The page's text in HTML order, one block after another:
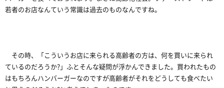
若者のお店なんていう常識は過去のものなんですね。
その時、「こういうお店に来られる高齢者の方は、何を買いに来られ
ているのだろうか?」ふとそんな疑問が浮かんできました。買われたもの
はもちろんハンバーガーなのですが高齢者がそれをどうしても食べたい